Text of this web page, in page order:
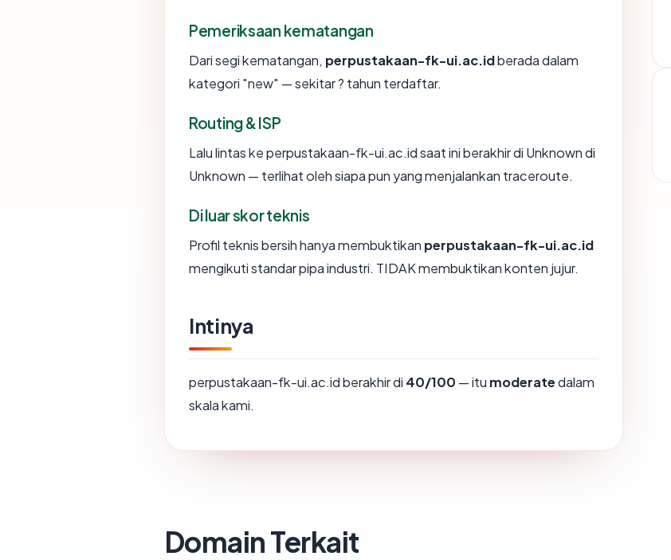
Pemeriksaan kematangan
Dari segi kematangan, perpustakaan-fk-ui.ac.idberada dalam
kategori "new" — sekitar ? tahun terdaftar.
Routing & ISP
Lalu lintas ke perpustakaan-fk-ui.ac.id saat ini berakhir di Unknown di
Unknown — terlihat oleh siapa pun yang menjalankan traceroute.
Di luar skor teknis
Profil teknis bersih hanya membuktikan perpustakaan-fk-ui.ac.id
mengikuti standar pipa industri. TIDAK membuktikan konten jujur.
Intinya
perpustakaan-fk-ui.ac.id berakhir di 40/100 — itu moderatedalam
skala kami.
Domain Terkait